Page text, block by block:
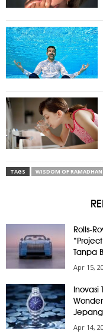
TAGS WISDOM OF RAMADHAN
Rolls-
Tanpa
Apr 15,
Inovasi
Jepang
Apr 14,